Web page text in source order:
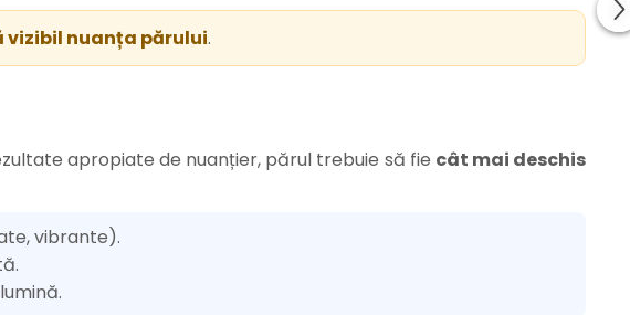
vizibil nuanța părului.
apropiate de nuanțier, părul trebuie să fie cât mai deschis
vibrante).